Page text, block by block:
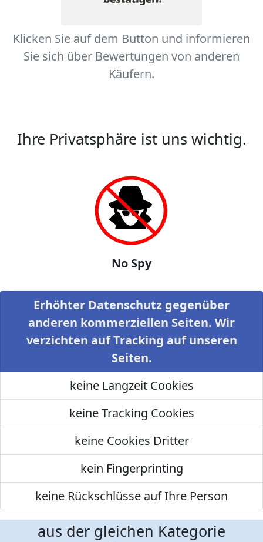
Klicken Sie auf dem Button und informieren
Sie sich über Bewertungen von anderen
Käufern.
Ihre Privatsphäre ist uns wichtig.
No Spy
Erhöhter Datenschutz gegenüber
anderen kommerziellen Seiten. Wir
verzichten auf Tracking auf unseren
Seiten.
keine Langzeit Cookies
keine Tracking Cookies
keine Cookies Dritter
kein Fingerprinting
keine Rückschlüsse auf Ihre Person
aus der gleichen Kategorie